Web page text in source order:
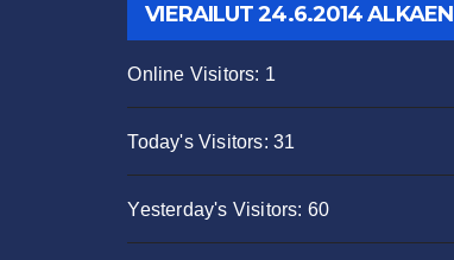
VIERAILUT 24.6.2014 ALKAEN
Online Visitors: 1
Today's Visitors: 31
Yesterday's Visitors: 60